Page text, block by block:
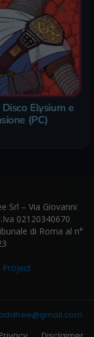
Elysium e
(PC)
Srl – Via Giovanni
02120340670
di Roma al n°
Project